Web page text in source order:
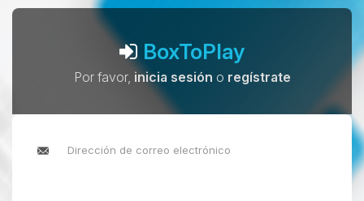
BoxToPlay
Por favor, inicia sesión o regístrate